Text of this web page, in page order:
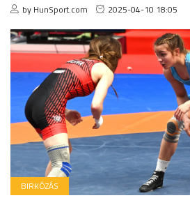
by HunSport.com 2025-04-10 18:05
BIRKÓZÁS